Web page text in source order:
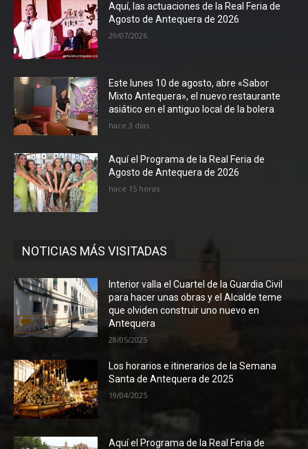
Aquí, las actuaciones de la Real Feria de
Agosto de Antequera de 2026
29/07/2026
Este lunes 10 de agosto, abre «Sabor
Mixto Antequera», el nuevo restaurante
asiático en el antiguo local de la bolera
hace 3 días
Aquí el Programa de la Real Feria de
Agosto de Antequera de 2026
hace 15 horas
NOTICIAS MÁS VISITADAS
Interior valla el Cuartel de la Guardia Civil
para hacer unas obras y el Alcalde teme
que olviden construir uno nuevo en
Antequera
28/05/2025
Los horarios e itinerarios de la Semana
Santa de Antequera de 2025
19/04/2025
Aquí el Programa de la Real Feria de